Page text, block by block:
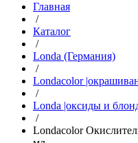
Главная
/
Каталог
/
Londa (Германия)
/
Londacolor
/
Londa |оксиды и
/
Londacolor